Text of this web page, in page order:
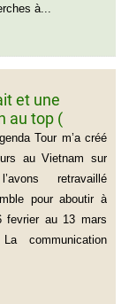
à...
et une
au top (
de Mr
Tour m’a créé
au Vietnam sur
retravaillé
pour aboutir à
fevrier au 13 mars
communication